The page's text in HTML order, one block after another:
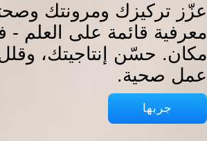
عزّز تركيزك ومرونتك
معرفية قائمة على
مكان. حسّن إنتاجيتك، وقلل
عمل صحية.
جربها